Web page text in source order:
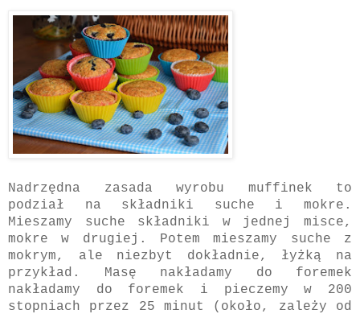
Nadrzędna zasada wyrobu muffinek to
podział na składniki suche i mokre.
Mieszamy suche składniki w jednej misce,
mokre w drugiej. Potem mieszamy suche z
mokrym, ale niezbyt dokładnie, łyżką na
przykład. Masę nakładamy do foremek
nakładamy do foremek i pieczemy w 200
stopniach przez 25 minut (około, zależy od